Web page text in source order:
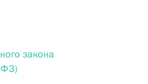
закона